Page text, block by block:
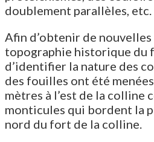
doublement parallèles,
Afin d’obtenir de nouvelles
topographie historique du
d’identifier la nature des
des fouilles ont été
mètres à l’est de la colline
monticules qui bordent la
nord du fort de la colline.